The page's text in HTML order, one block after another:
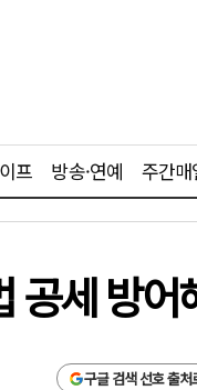
프 방송·연예 주간매
공세 방어
구글 검색 선호 출처